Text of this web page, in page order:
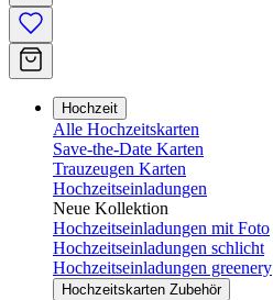
Hochzeit
Alle Hochzeitskarten
Save-the-Date Karten
Trauzeugen Karten
Hochzeitseinladungen
Neue Kollektion
Hochzeitseinladungen mit Foto
Hochzeitseinladungen schlicht
Hochzeitseinladungen greenery
Hochzeitskarten Zubehör